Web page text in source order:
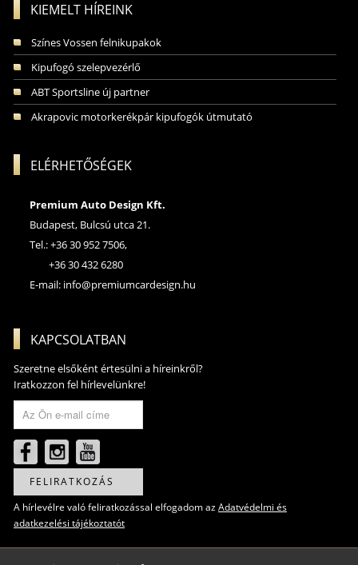
KIEMELT HÍREINK
Színes Vossen felnikupakok
Kipufogó szelepvezérlő
ABT Sportsline új partner
Akrapovic motorkerékpár kipufogók útmutató
ELÉRHETŐSÉGEK
Premium Auto Design Kft.
Budapest, Bulcsú utca 21.
Tel.: +36 30 952 7506,
+36 30 432 6280
E-mail: info@premiumcardesign.hu
KAPCSOLATBAN
Szeretne elsőként értesülni a híreinkről?
Iratkozzon fel hírlevelünkre!
FELIRATKOZÁS
A hírlevélre való feliratkozással elfogadom azAdatvédelmi és
adatkezelési tájékoztatót